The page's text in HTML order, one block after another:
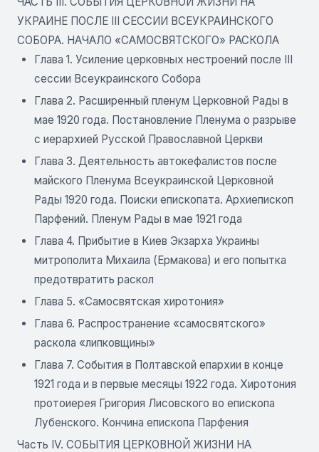
УКРАИНЕ ПОСЛЕ III СЕССИИ ВСЕУКРАИНСКОГО
СОБОРА. НАЧАЛО «САМОСВЯТСКОГО» РАСКОЛА
Глава 1. Усиление церковных нестроений после III
сессии Всеукраинского Собора
Глава 2. Расширенный пленум Церковной Рады в
мае 1920 года. Постановление Пленума о разрыве
с иерархией Русской Православной Церкви
Глава 3. Деятельность автокефалистов после
майского Пленума Всеукраинской Церковной
Рады 1920 года. Поиски епископата. Архиепископ
Парфений. Пленум Рады в мае 1921 года
Глава 4. Прибытие в Киев Экзарха Украины
митрополита Михаила (Ермакова) и его попытка
предотвратить раскол
Глава 5. «Самосвятская хиротония»
Глава 6. Распространение «самосвятского»
раскола «липковщины»
Глава 7. События в Полтавской епархии в конце
1921 года и в первые месяцы 1922 года. Хиротония
протоиерея Григория Лисовского во епископа
Лубенского. Кончина епископа Парфения
Часть IV. СОБЫТИЯ ЦЕРКОВНОЙ ЖИЗНИ НА